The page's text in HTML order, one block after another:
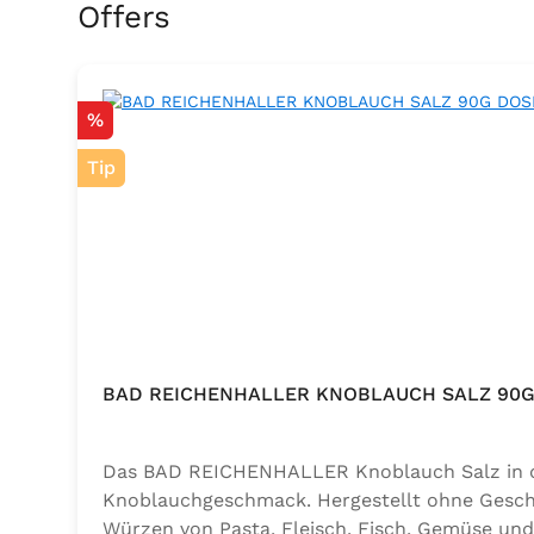
Skip product gallery
Offers
Discount
%
Tip
BAD REICHENHALLER KNOBLAUCH SALZ
Das BAD REICHENHALLER Knoblauch Salz
Knoblauchgeschmack. Hergestellt ohne
Würzen von Pasta, Fleisch, Fisch, Gemüse